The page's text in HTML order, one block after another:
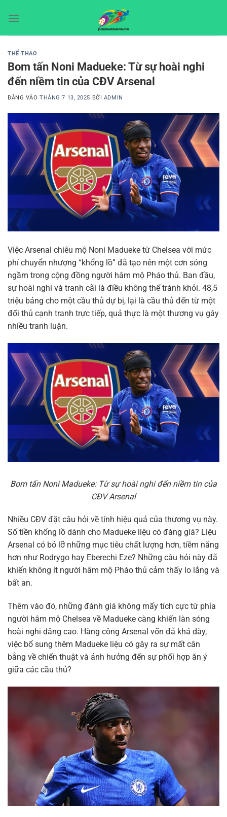
qua
THỂ THAO
Bom tấn Noni Madueke: Từ sự hoài nghi
đến niềm tin của CĐV Arsenal
ĐĂNG VÀOTHÁNG 7 13, 2025 BỞI ADMIN
Việc Arsenal chiêu mộ Noni Madueke từ Chelsea với mức
phí chuyển nhượng “khổng lồ” đã tạo nên một cơn sóng
ngầm trong cộng đồng người hâm mộ Pháo thủ. Ban đầu,
sự hoài nghi và tranh cãi là điều không thể tránh khỏi. 48,5
triệu bảng cho một cầu thủ dự bị, lại là cầu thủ đến từ một
đối thủ cạnh tranh trực tiếp, quả thực là một thương vụ gây
nhiều tranh luận.
Bom tấn Noni Madueke: Từ sự hoài nghi đến niềm tin của
CĐV Arsenal
Nhiều CĐV đặt câu hỏi về tính hiệu quả của thương vụ này.
Số tiền khổng lồ dành cho Madueke liệu có đáng giá? Liệu
Arsenal có bỏ lỡ những mục tiêu chất lượng hơn, tiềm năng
hơn như Rodrygo hay Eberechi Eze? Những câu hỏi này đã
khiến không ít người hâm mộ Pháo thủ cảm thấy lo lắng và
bất an.
Thêm vào đó, những đánh giá không mấy tích cực từ phía
người hâm mộ Chelsea về Madueke càng khiến làn sóng
hoài nghi dâng cao. Hàng công Arsenal vốn đã khá dày,
việc bổ sung thêm Madueke liệu có gây ra sự mất cân
bằng về chiến thuật và ảnh hưởng đến sự phối hợp ăn ý
giữa các cầu thủ?